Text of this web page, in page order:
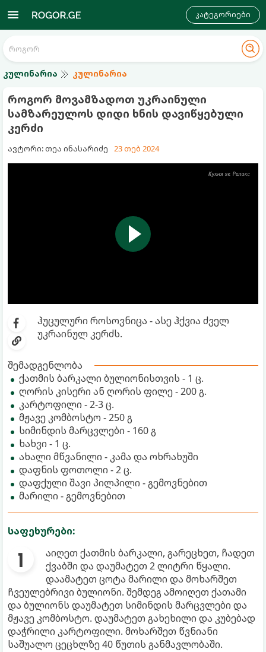
კატეგორიები
კულინარია კულინარია
როგორ მოვამზადოთ უკრაინული
სამზარეულოს დიდი ხნის დავიწყებული
კერძი
ავტორი: თეა ინასარიძე 23 თებ 2024
ჰუცულური როსოვნიცა - ასე ჰქვია ძველ
უკრაინულ კერძს.
შემადგენლობა
ქათმის ბარკალი ბულიონისთვის - 1 ც.
ღორის კისერი ან ღორის ფილე - 200 გ.
კარტოფილი - 2-3 ც.
მჟავე კომბოსტო - 250 გ
სიმინდის მარცვლები - 160 გ
ხახვი - 1 ც.
ახალი მწვანილი - კამა და ოხრახუში
დაფნის ფოთოლი - 2 ც.
დაფქული შავი პილპილი - გემოვნებით
მარილი - გემოვნებით
საფეხურები:
აიღეთ ქათმის ბარკალი, გარეცხეთ, ჩადეთ
ქვაბში და დაუმატეთ 2 ლიტრი წყალი.
დაამატეთ ცოტა მარილი და მოხარშეთ
ჩვეულებრივი ბულიონი. შემდეგ ამოიღეთ ქათამი
და ბულიონს დაუმატეთ სიმინდის მარცვლები და
მჟავე კომბოსტო. დაუმატეთ გახეხილი და კუბებად
დაჭრილი კარტოფილი. მოხარშეთ წვნიანი
საშუალო ცეცხლზე 40 წუთის განმავლობაში.